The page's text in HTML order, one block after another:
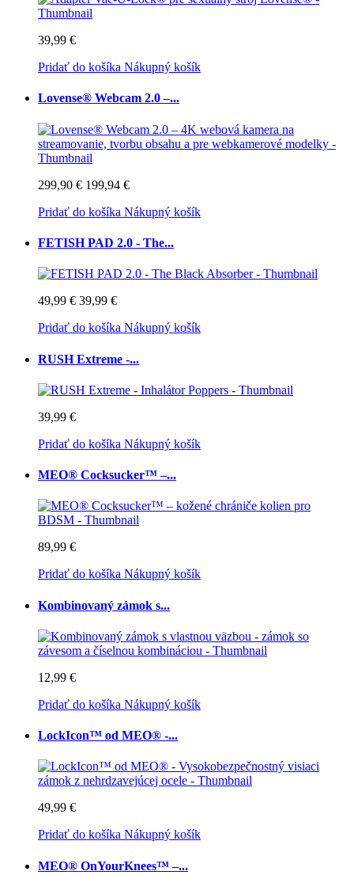
39,99 €
Pridať do košíka Nákupný košík
Lovense® Webcam 2.0 –...
299,90 € 199,94 €
Pridať do košíka Nákupný košík
FETISH PAD 2.0 - The...
49,99 € 39,99 €
Pridať do košíka Nákupný košík
RUSH Extreme -...
39,99 €
Pridať do košíka Nákupný košík
MEO® Cocksucker™ –...
89,99 €
Pridať do košíka Nákupný košík
Kombinovaný zámok s...
12,99 €
Pridať do košíka Nákupný košík
LockIcon™ od MEO® -...
49,99 €
Pridať do košíka Nákupný košík
MEO® OnYourKnees™ –...